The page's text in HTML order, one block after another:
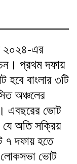
২০২৪-এর
প্রথম দফায়
হবে বাংলার ৩টি
অঞ্চলের
এবছরের ভোট
যে অতি সক্রিয়
৭ দফায় হতে
লোকসভা ভোট